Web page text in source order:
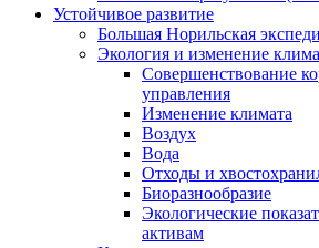
Устойчивое развитие
Большая Норильская
Экология и изменение
Совершенствование
управления
Изменение климата
Воздух
Вода
Отходы и
Биоразнообразие
Экологические
активам